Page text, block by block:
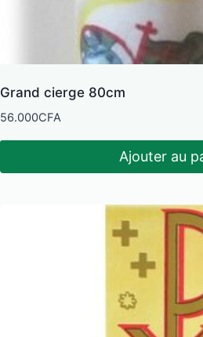
Grand cierge 80cm
56.000CFA
Ajouter au